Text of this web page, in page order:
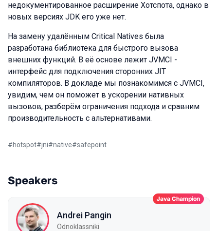
недокументированное расширение Хотспота, однако в
новых версиях JDK его уже нет.
На замену удалённым Critical Natives была
разработана библиотека для быстрого вызова
внешних функций. В её основе лежит JVMCI -
интерфейс для подключения сторонних JIT
компиляторов. В докладе мы познакомимся с JVMCI,
увидим, чем он поможет в ускорении нативных
вызовов, разберём ограничения подхода и сравним
производительность с альтернативами.
#hotspot#jni#native#safepoint
Speakers
Andrei Pangin
Odnoklassniki
Java Champion